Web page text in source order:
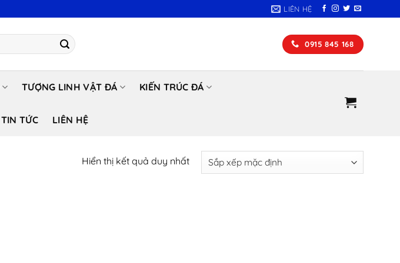
LIÊN HỆ
0915 845 168
TƯỢNG LINH VẬT ĐÁ KIẾN TRÚC ĐÁ
TIN TỨC LIÊN HỆ
Hiển thị kết quả duy nhất